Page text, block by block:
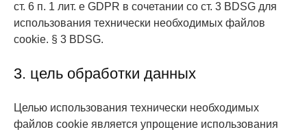
ст. 6 п. 1 лит. e GDPR в сочетании со ст. 3 BDSG для
использования технически необходимых файлов
cookie. § 3 BDSG.
3. цель обработки данных
Целью использования технически необходимых
файлов cookie является упрощение использования